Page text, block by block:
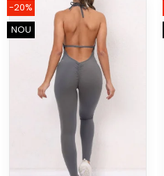
-20%
NOU